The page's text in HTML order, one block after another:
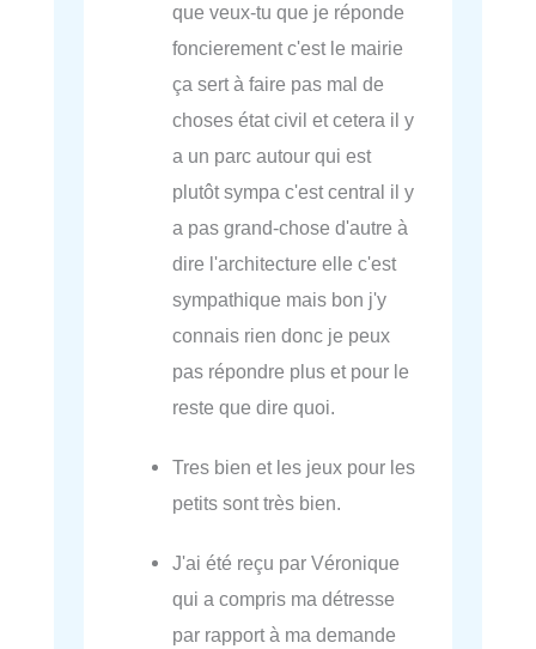
que veux-tu que je réponde
foncierement c'est le mairie
ça sert à faire pas mal de
choses état civil et cetera il y
a un parc autour qui est
plutôt sympa c'est central il y
a pas grand-chose d'autre à
dire l'architecture elle c'est
sympathique mais bon j'y
connais rien donc je peux
pas répondre plus et pour le
reste que dire quoi.
Tres bien et les jeux pour les
petits sont très bien.
J'ai été reçu par Véronique
qui a compris ma détresse
par rapport à ma demande